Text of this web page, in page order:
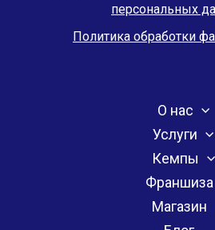
персональных
Политика обработки
О нас
Услуги
Кемпы
Франшиза
Магазин